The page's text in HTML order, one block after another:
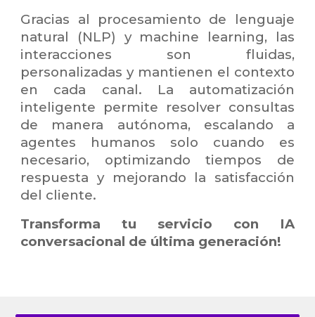
Gracias al procesamiento de lenguaje
natural (NLP) y machine learning, las
interacciones son fluidas,
personalizadas y mantienen el contexto
en cada canal. La automatización
inteligente permite resolver consultas
de manera autónoma, escalando a
agentes humanos solo cuando es
necesario, optimizando tiempos de
respuesta y mejorando la satisfacción
del cliente.
Transforma tu servicio con IA
conversacional de última generación!